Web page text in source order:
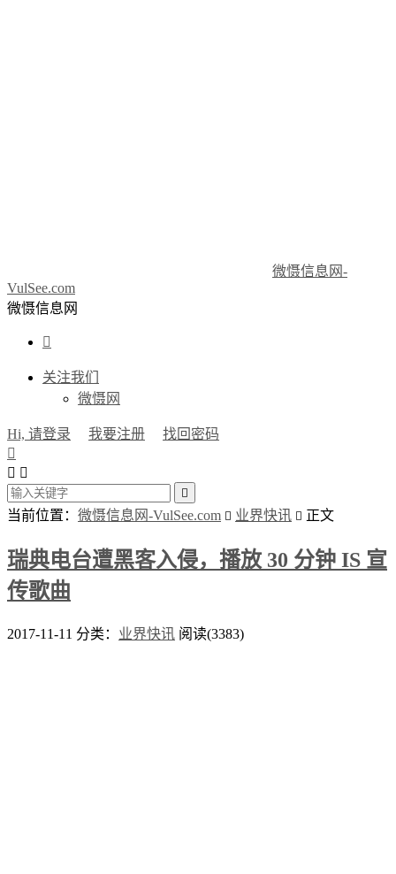
微慑信息网-
VulSee.com
微慑信息网

关注我们
微慑网
Hi, 请登录 我要注册
找回密码

 

当前位置： 微慑信息网-VulSee.com  业界快讯  正文
瑞典电台遭黑客入侵，播放 30 分钟 IS 宣
传歌曲
2017-11-11 分类： 业界快讯 阅读(3383)